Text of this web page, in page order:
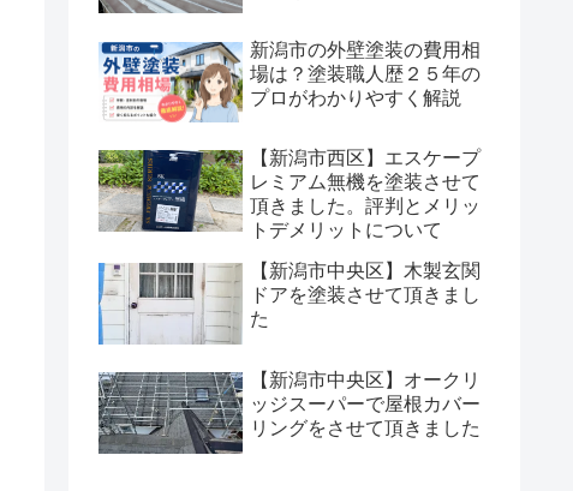
新潟市の外壁塗装の費用相
場は？塗装職人歴２５年の
プロがわかりやすく解説
【新潟市西区】エスケープ
レミアム無機を塗装させて
頂きました。評判とメリッ
トデメリットについて
【新潟市中央区】木製玄関
ドアを塗装させて頂きまし
た
【新潟市中央区】オークリ
ッジスーパーで屋根カバー
リングをさせて頂きました